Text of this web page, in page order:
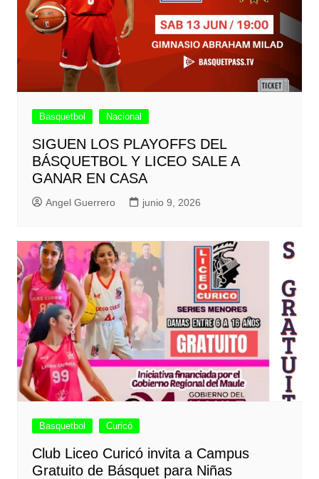
Basquetbol Nacional
SIGUEN LOS PLAYOFFS DEL
BÁSQUETBOL Y LICEO SALE A
GANAR EN CASA
Angel Guerrero junio 9, 2026
Basquetbol Curicó
Club Liceo Curicó invita a Campus
Gratuito de Básquet para Niñas